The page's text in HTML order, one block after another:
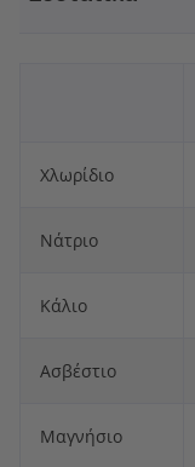
Χλωρίδιο
Νάτριο
Κάλιο
Ασβέστιο
Μαγνήσιο